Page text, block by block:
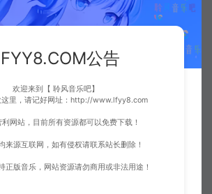
公告
欢迎来到【 聆风音乐吧】
这里，请记好网址：http://www.lfyy8.com
网站，目前所有资源都可以免费下载！
来源互联网，如有侵权请联系站长删除！
正版音乐，网站资源请勿商用或非法用途！